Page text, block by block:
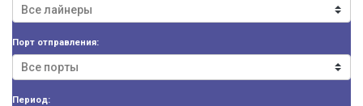
Порт отправления:
Период: